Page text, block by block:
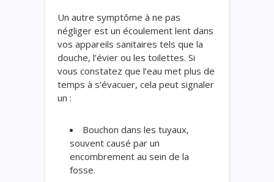
Un autre symptôme à ne pas
négliger est un écoulement lent dans
vos appareils sanitaires tels que la
douche, l’évier ou les toilettes. Si
vous constatez que l’eau met plus de
temps à s’évacuer, cela peut signaler
un :
Bouchon dans les tuyaux,
souvent causé par un
encombrement au sein de la
fosse.